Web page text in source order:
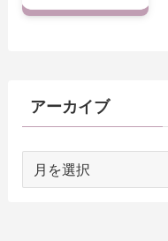
アーカイブ